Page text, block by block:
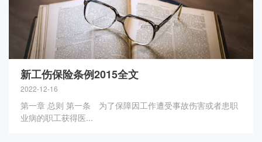
新工伤保险条例2015全文
2022-12-16
第一章 总则 第一条 为了保障因工作遭受事故伤害或者患职
业病的职工获得医...